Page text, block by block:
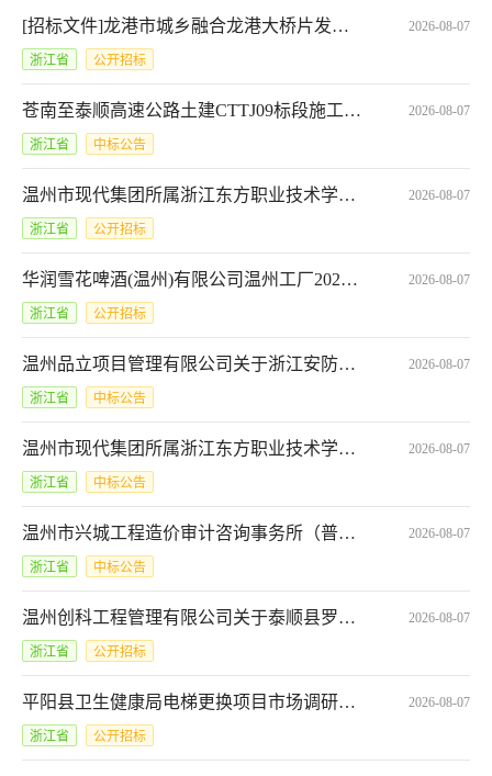
[招标文件]龙港市城乡融合龙港大桥片发展轴示范项目（一期、二期）合作开发（第2次）[A3303010410008383001004] 2026-08-07
浙江省 公开招标
苍南至泰顺高速公路土建CTTJ09标段施工项目部机械设备租赁任务中标结果公告*温州点鑫工程设备有限公司 2026-08-07
浙江省 中标公告
温州市现代集团所属浙江东方职业技术学院关于滨海二期医务点医疗服务项目（自主）的采购公告 2026-08-07
浙江省 公开招标
华润雪花啤酒(温州)有限公司温州工厂2026年报废固定资产公开竞价出售-报废洗箱机公告 2026-08-07
浙江省 公开招标
温州品立项目管理有限公司关于浙江安防职业技术学院虚拟交互实训室建设(数字安防虚拟仿真实训基地)项目中标(成交)结果公告 2026-08-07
浙江省 中标公告
温州市现代集团所属浙江东方职业技术学院关于教室智慧化改造项目的采购公告 2026-08-07
浙江省 中标公告
温州市兴城工程造价审计咨询事务所（普通合伙）关于浙江省瑞安市农业技术学校（瑞安市第三职业技术学校）厨房设备采购项目中标(成交)结果公告 2026-08-07
浙江省 中标公告
温州创科工程管理有限公司关于泰顺县罗阳镇雨污水管网改造工程(文祥社区主干道)管网排查测绘的竞争性磋商公告 2026-08-07
浙江省 公开招标
平阳县卫生健康局电梯更换项目市场调研公告 2026-08-07
浙江省 公开招标